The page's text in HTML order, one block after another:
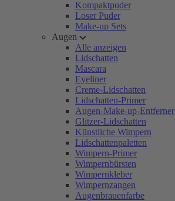
Kompaktpuder
Loser Puder
Make-up Sets
Augen
Alle anzeigen
Lidschatten
Mascara
Eyeliner
Creme-Lidschatten
Lidschatten-Primer
Augen-Make-up-Entferner
Glitzer-Lidschatten
Künstliche Wimpern
Lidschattenpaletten
Wimpern-Primer
Wimpernbürsten
Wimpernkleber
Wimpernzangen
Augenbrauenfarbe